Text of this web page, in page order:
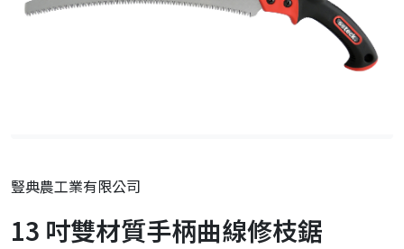
豎典農工業有限公司
13 吋雙材質手柄曲線修枝鋸